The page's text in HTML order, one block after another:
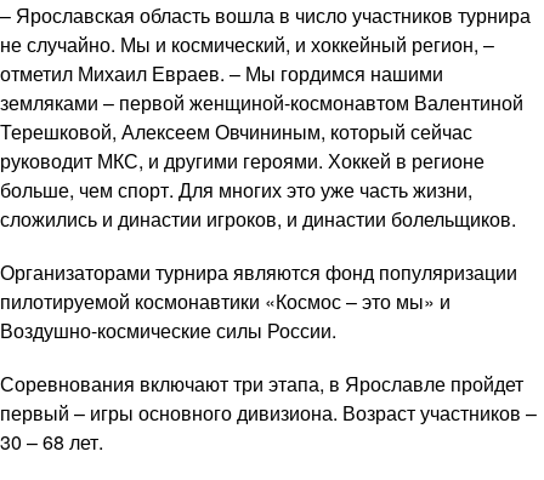
– Ярославская область вошла в число участников турнира
не случайно. Мы и космический, и хоккейный регион, –
отметил Михаил Евраев. – Мы гордимся нашими
земляками – первой женщиной-космонавтом Валентиной
Терешковой, Алексеем Овчининым, который сейчас
руководит МКС, и другими героями. Хоккей в регионе
больше, чем спорт. Для многих это уже часть жизни,
сложились и династии игроков, и династии болельщиков.
Организаторами турнира являются фонд популяризации
пилотируемой космонавтики «Космос – это мы» и
Воздушно-космические силы России.
Соревнования включают три этапа, в Ярославле пройдет
первый – игры основного дивизиона. Возраст участников –
30 – 68 лет.